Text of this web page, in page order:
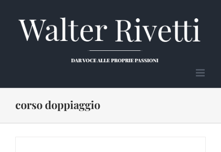
contenuto
corso doppiaggio